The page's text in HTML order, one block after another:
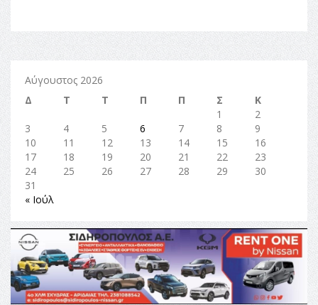
Αύγουστος 2026
Δ
Τ Τ Π Π Σ
Κ
1
2
3
4 5 6 7 8
9
10
11 12 13 14 15
16
17
18 19 20 21 22
23
24
25 26 27 28 29
30
31
« Ιούλ